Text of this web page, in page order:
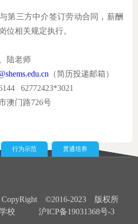
第三方中介签订劳动合同，薪酬
位相关规定执行。
陆老师
（简历投递邮箱）
62772423*3021
澳门路726号
行为示范 贯通培养
CopyRight ©2016-2023 版权所
校
沪ICP备19031368号-3